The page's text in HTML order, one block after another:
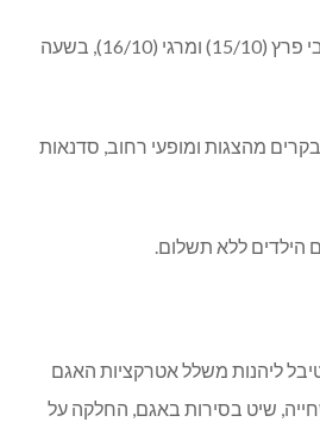
בבמה המרכזית יופיעו קובי פרץ (15/10) ומרגי (16/10), בשעה
מהצגות ומופעי רחוב, סדנאות
הילדים ללא תשלום.
ליהנות משלל אטרקציות האגם
שיט בסירות באגם, החלקה על